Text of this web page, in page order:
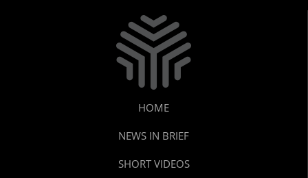
HOME
NEWS IN BRIEF
SHORT VIDEOS